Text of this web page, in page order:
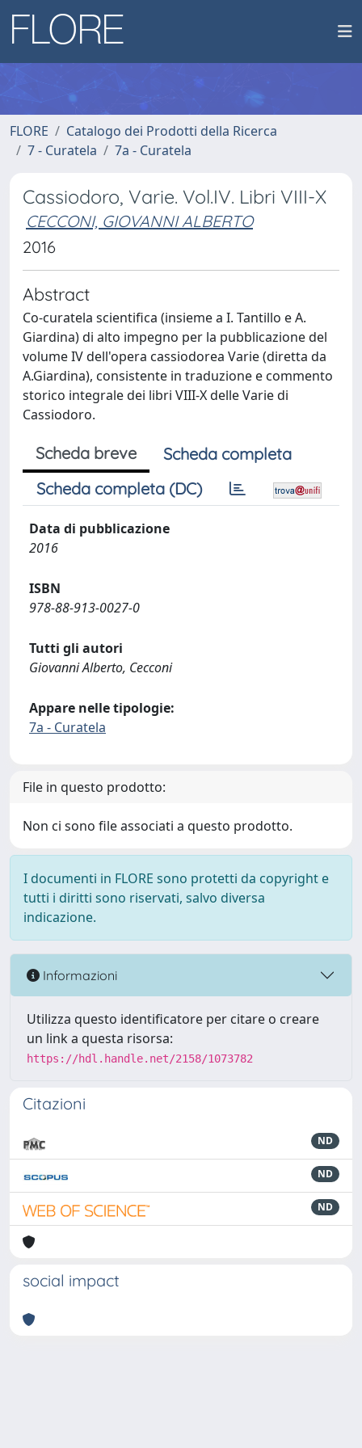
FLORE
Catalogo dei Prodotti della Ricerca
7 - Curatela
7a - Curatela
Cassiodoro, Varie. Vol.IV. Libri VIII-X
CECCONI, GIOVANNI ALBERTO
2016
Abstract
Co-curatela scientifica (insieme a I. Tantillo e A.
Giardina) di alto impegno per la pubblicazione del
volume IV dell'opera cassiodorea Varie (diretta da
A.Giardina), consistente in traduzione e commento
storico integrale dei libri VIII-X delle Varie di
Cassiodoro.
Scheda breve
Scheda completa
Scheda completa (DC)
Data di pubblicazione
2016
ISBN
978-88-913-0027-0
Tutti gli autori
Giovanni Alberto, Cecconi
Appare nelle tipologie:
7a - Curatela
File in questo prodotto:
Non ci sono file associati a questo prodotto.
I documenti in FLORE sono protetti da copyright e
tutti i diritti sono riservati, salvo diversa
indicazione.
Informazioni
Utilizza questo identificatore per citare o creare
un link a questa risorsa:
https://hdl.handle.net/2158/1073782
Citazioni
ND
ND
ND
social impact